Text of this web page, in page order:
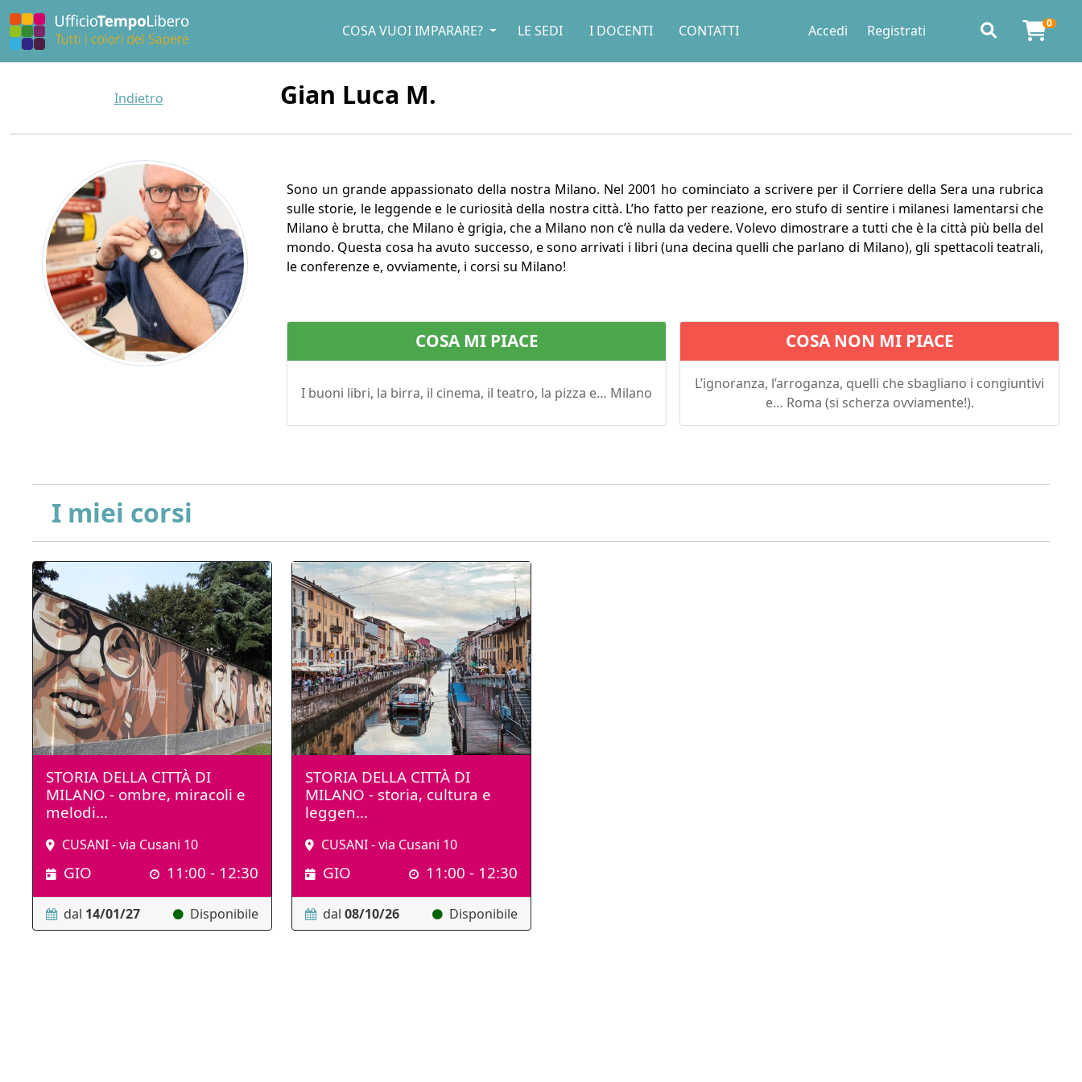
COSA VUOI IMPARARE? LE SEDI I DOCENTI CONTATTI Accedi Registrati 0
Indietro Gian Luca M.
Sono un grande appassionato della nostra Milano. Nel 2001 ho cominciato a scrivere per il Corriere della Sera una rubrica
sulle storie, le leggende e le curiosità della nostra città. L’ho fatto per reazione, ero stufo di sentire i milanesi lamentarsi che
Milano è brutta, che Milano è grigia, che a Milano non c’è nulla da vedere. Volevo dimostrare a tutti che è la città più bella del
mondo. Questa cosa ha avuto successo, e sono arrivati i libri (una decina quelli che parlano di Milano), gli spettacoli teatrali,
le conferenze e, ovviamente, i corsi su Milano!
COSA MI PIACE
I buoni libri, la birra, il cinema, il teatro, la pizza e… Milano
COSA NON MI PIACE
L’ignoranza, l’arroganza, quelli che sbagliano i congiuntivi
e… Roma (si scherza ovviamente!).
I miei corsi
STORIA DELLA CITTÀ DI
MILANO - ombre, miracoli e
melodi...
CUSANI - via Cusani 10
GIO 11:00 - 12:30
dal 14/01/27 Disponibile
STORIA DELLA CITTÀ DI
MILANO - storia, cultura e
leggen...
CUSANI - via Cusani 10
GIO 11:00 - 12:30
dal 08/10/26 Disponibile